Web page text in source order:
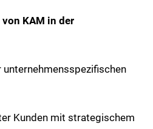
KAM in der
unternehmensspezifischen
Kunden mit strategischem